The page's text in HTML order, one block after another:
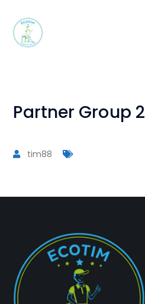
Partner Group 2
tim88